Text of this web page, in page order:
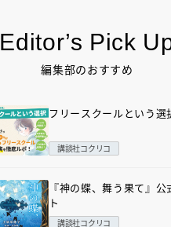
Editor’s Pick
編集部のおすすめ
フリースクールという選
講談社コクリコ
『神の蝶、舞う果て』公
ト
講談社コクリコ